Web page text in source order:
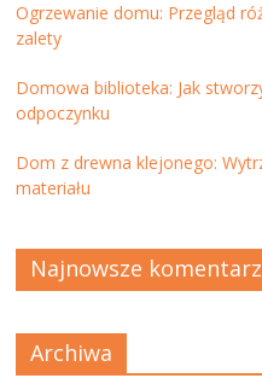
Ogrzewanie domu: Przegląd
zalety
Domowa biblioteka: Jak
odpoczynku
Dom z drewna klejonego:
materiału
Najnowsze
Archiwa